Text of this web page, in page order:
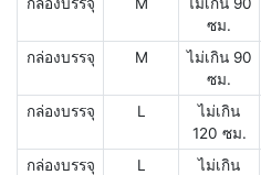
ซม.
กล่องบรรจุ M
ไม่เกิน 90
ซม.
กล่องบรรจุ L
ไม่เกิน
120 ซม.
กล่องบรรจุ L
ไม่เกิน